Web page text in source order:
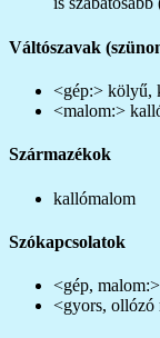
Váltószavak
<gép:> kölyű,
<malom:>
Származékok
kallómalom
Szókapcsolatok
<gép,
<gyors, ollózó